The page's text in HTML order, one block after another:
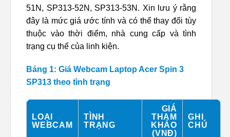
51N, SP313-52N, SP313-53N. Xin lưu ý rằng
đây là mức giá ước tính và có thể thay đổi tùy
thuộc vào thời điểm, nhà cung cấp và tình
trạng cụ thể của linh kiện.
Bảng 1: Giá Webcam Laptop Acer Spin 3
SP313 theo tình trạng
LOẠI
WEBCAM
TÌNH
TRẠNG
GIÁ
THAM
KHẢO
(VNĐ)
GHI
CHÚ